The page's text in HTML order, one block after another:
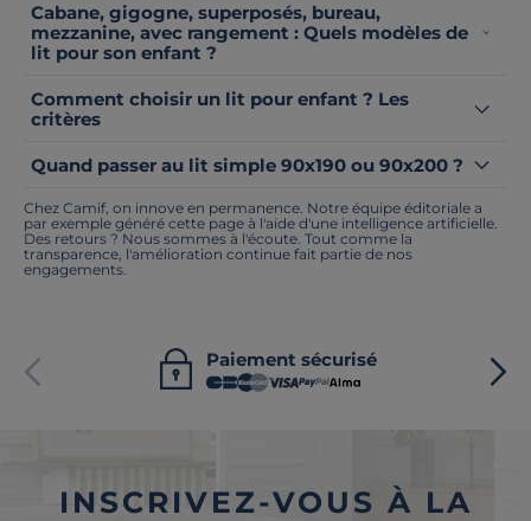
Cabane, gigogne, superposés, bureau,
mezzanine, avec rangement : Quels modèles de
lit pour son enfant ?
Comment choisir un lit pour enfant ? Les
critères
Quand passer au lit simple 90x190 ou 90x200 ?
Chez Camif, on innove en permanence. Notre équipe éditoriale a
par exemple généré cette page à l'aide d'une intelligence artificielle.
Des retours ? Nous sommes à l'écoute. Tout comme la
transparence, l'amélioration continue fait partie de nos
engagements.
Paiement sécurisé
INSCRIVEZ-VOUS À LA